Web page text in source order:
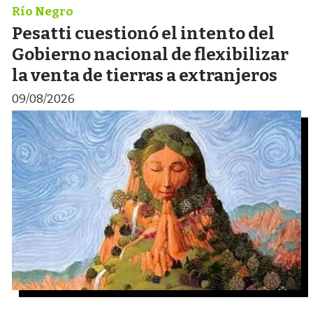
Pesatti cuestionó el intento del
Gobierno nacional de flexibilizar
la venta de tierras a extranjeros
Río Negro
09/08/2026